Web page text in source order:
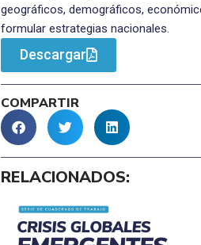
geográficos, demográficos,
formular estrategias nacionales.
Descargar
COMPARTIR
RELACIONADOS: